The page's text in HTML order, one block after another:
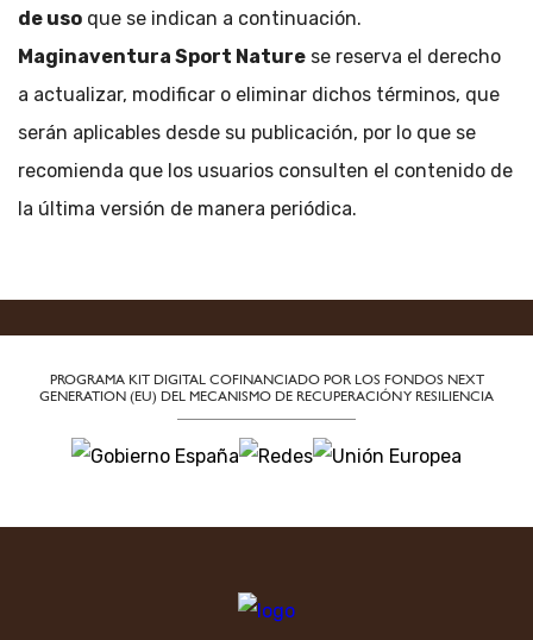
de uso que se indican a continuación.
Maginaventura Sport Nature se reserva el derecho
a actualizar, modificar o eliminar dichos términos, que
serán aplicables desde su publicación, por lo que se
recomienda que los usuarios consulten el contenido de
la última versión de manera periódica.
PROGRAMA KIT DIGITAL COFINANCIADO POR LOS FONDOS NEXT
GENERATION (EU) DEL MECANISMO DE RECUPERACIÓN Y RESILIENCIA